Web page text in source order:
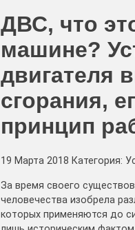
ДВС, что
машине?
двигателя
сгорания,
принцип
19 Марта 2018 Категория:
За время своего
человечества изобрела
которых применяются до